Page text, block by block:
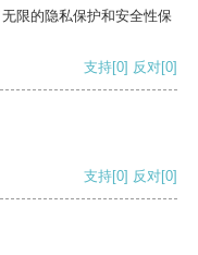
限的隐私保护和安全性保
支持[0] 反对[0]
支持[0] 反对[0]